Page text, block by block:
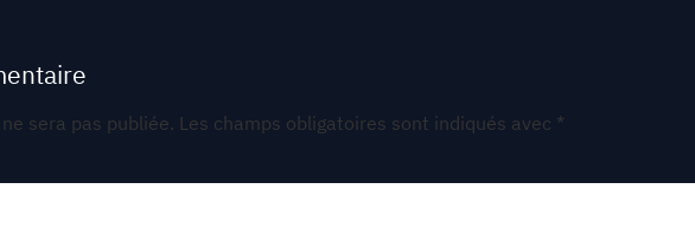
sera pas publiée. Les champs obligatoires sont indiqués avec *